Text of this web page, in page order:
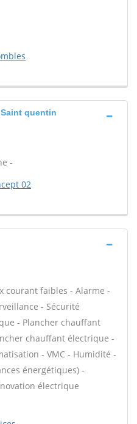
quentin
-
02
courant faibles - Alarme -
- Sécurité
- Plancher chauffant
chauffant électrique -
- VMC - Humidité -
énergétiques) -
électrique